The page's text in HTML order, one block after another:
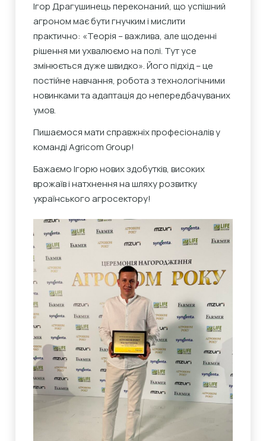
Ігор Драгушинець переконаний, що успішний
агроном має бути гнучким і мислити
практично: «Теорія – важлива, але щоденні
рішення ми ухвалюємо на полі. Тут усе
змінюється дуже швидко». Його підхід – це
постійне навчання, робота з технологічними
новинками та адаптація до непередбачуваних
умов.
Пишаємося мати справжніх професіоналів у
команді Agricom Group!
Бажаємо Ігорю нових здобутків, високих
врожаїв і натхнення на шляху розвитку
українського агросектору!